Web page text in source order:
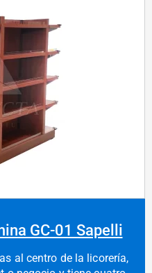
GC-01 Sapelli
al centro de la licorería,